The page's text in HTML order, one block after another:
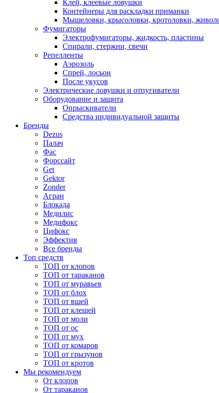
Клей, клеевые ловушки
Контейнеры для раскладки приманки
Мышеловки, крысоловки, кротоловки,
Фумигаторы
Электрофумигаторы, жидкость, пластины
Спирали, стержни, свечи
Репелленты
Аэрозоль
Спрей, лосьон
После укусов
Электрические ловушки и отпугиватели
Оборудование и защита
Опрыскиватели
Средства индивидуальной защиты
Бренды
Dezus
Палач
Фас
Форcсайт
Get
Gektor
Zonder
Агран
Блокада
Медилис
Медифокс
Цифокс
Эффектив
Все бренды
Топ средств
ТОП от клопов
ТОП от тараканов
ТОП от муравьев
ТОП от блох
ТОП от вшей
ТОП от клещей
ТОП от моли
ТОП от ос
ТОП от мух
ТОП от комаров
ТОП от грызунов
ТОП от кротов
Мы рекомендуем
От клопов
От тараканов